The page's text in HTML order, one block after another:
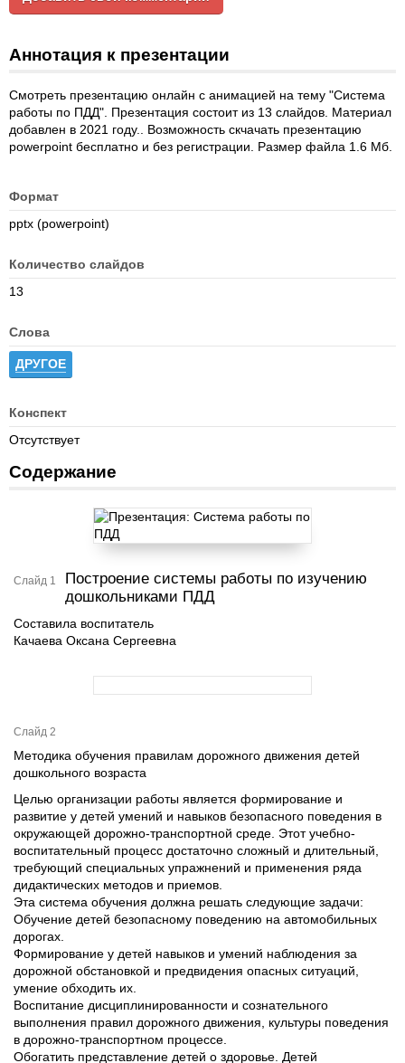
Аннотация к презентации
Смотреть презентацию онлайн с анимацией на тему "Система
работы по ПДД". Презентация состоит из 13 слайдов. Материал
добавлен в 2021 году.. Возможность скчачать презентацию
powerpoint бесплатно и без регистрации. Размер файла 1.6 Мб.
Формат
pptx (powerpoint)
Количество слайдов
13
Слова
ДРУГОЕ
Конспект
Отсутствует
Содержание
Слайд 1
Построение системы работы по изучению
дошкольниками ПДД
Составила воспитатель
Качаева Оксана Сергеевна
Слайд 2
Методика обучения правилам дорожного движения детей
дошкольного возраста
Целью организации работы является формирование и
развитие у детей умений и навыков безопасного поведения в
окружающей дорожно-транспортной среде. Этот учебно-
воспитательный процесс достаточно сложный и длительный,
требующий специальных упражнений и применения ряда
дидактических методов и приемов.
Эта система обучения должна решать следующие задачи:
Обучение детей безопасному поведению на автомобильных
дорогах.
Формирование у детей навыков и умений наблюдения за
дорожной обстановкой и предвидения опасных ситуаций,
умение обходить их.
Воспитание дисциплинированности и сознательного
выполнения правил дорожного движения, культуры поведения
в дорожно-транспортном процессе.
Обогатить представление детей о здоровье. Детей